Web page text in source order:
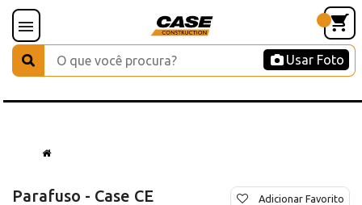
Usar Foto
Parafuso - Case CE Adicionar Favorito